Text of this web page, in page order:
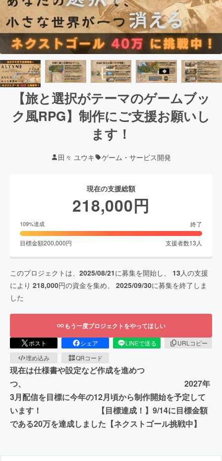
【旅と選択がテーマのゲームブッ
ク風RPG】制作にご支援お願いし
ます！
田々 ユウキ ゲーム・サービス開発
現在の支援総額
218,000円
109%達成 終了
目標金額200,000円 支援者数13 人
このプロジェクトは、 2025/08/21に募集を開始し、 13 人の支援
により 218,000円の資金を集め、 2025/09/30に募集を終了しま
した
もう一度プロジェクトをやってほしい
ポスト シェア LINEで送る
URLコピー
埋め込み
QRコード
現在は仕様書や設定など作成を進めつ
つ、 2027年
3月配信を目標に今年の12月頃から制作開始を予定して
います！ 【目標達成！】9/14に目標金額
である20万を達成しました【ネクストゴール挑戦中】